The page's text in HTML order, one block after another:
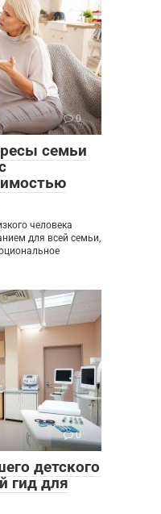
0
семьи
человека
для всей семьи,
0
детского
гид для